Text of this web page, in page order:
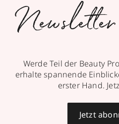
Newsletter
Werde Teil der Beauty
erhalte spannende
erster Hand.
Jetzt